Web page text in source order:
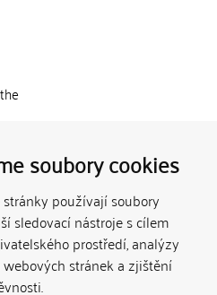
soubory cookies
používají soubory
sledovací nástroje s cílem
prostředí, analýzy
stránek a zjištění
k
not
of